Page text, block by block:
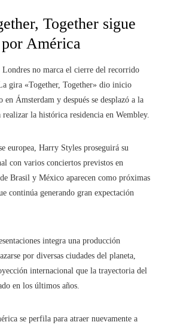
Together sigue
América
no marca el cierre del recorrido
gira «Together, Together» dio inicio
Ámsterdam y después se desplazó a la
la histórica residencia en Wembley.
europea, Harry Styles proseguirá su
con varios conciertos previstos en
Brasil y México aparecen como próximas
continúa generando gran expectación
integra una producción
por diversas ciudades del planeta,
internacional que la trayectoria del
en los últimos años.
se perfila para atraer nuevamente a